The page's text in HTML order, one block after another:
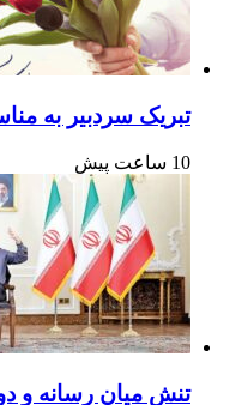
تبریک سردبیر به
10 ساعت پیش
تنش میان رسانه و